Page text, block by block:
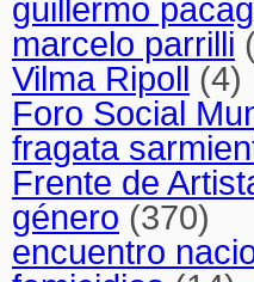
guillermo
marcelo parrilli
Vilma Ripoll (4)
Foro Social
fragata
Frente de
género (370)
encuentro